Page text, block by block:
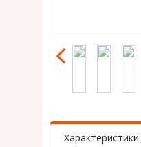
Характеристики